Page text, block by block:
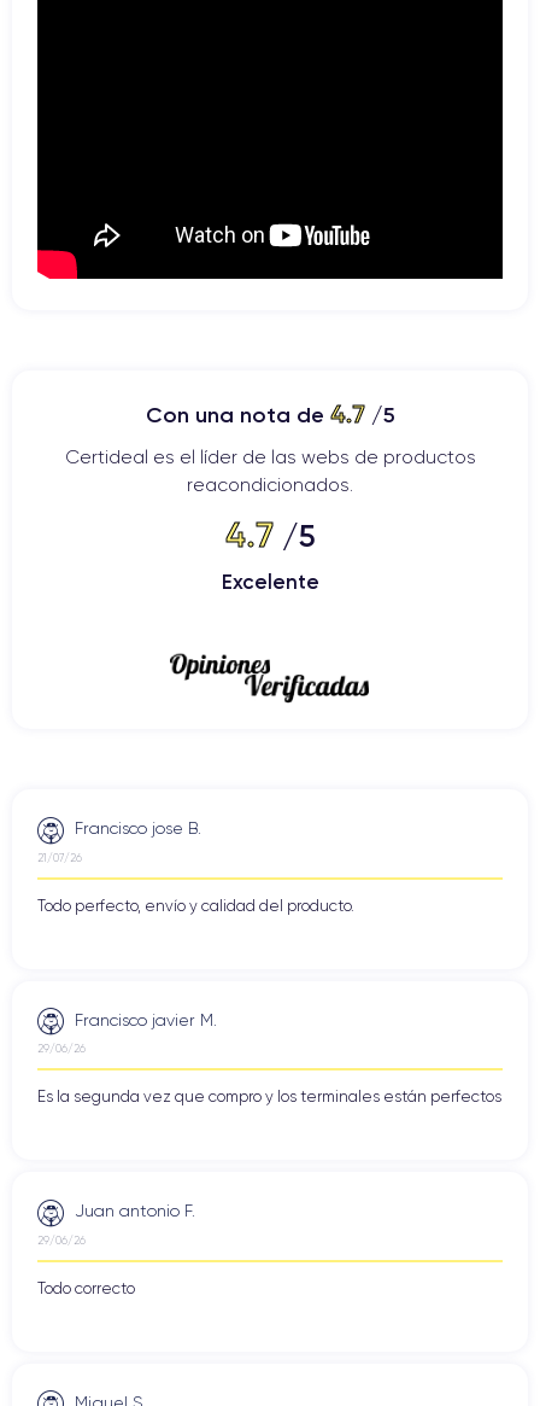
Con una nota de 4.7/5
Certideal es el líder de las webs de productos
reacondicionados.
4.7/5
Excelente
Francisco jose B.
21/07/26
Todo perfecto, envío y calidad del producto.
Francisco javier M.
29/06/26
Es la segunda vez que compro y los terminales están perfectos
Juan antonio F.
29/06/26
Todo correcto
Miguel S.